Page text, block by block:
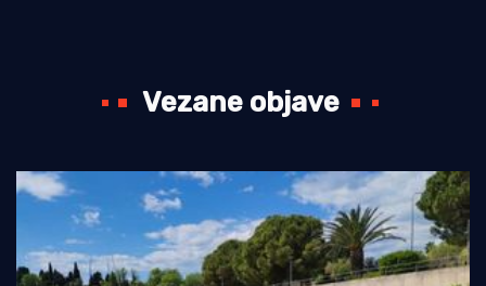
Vezane objave